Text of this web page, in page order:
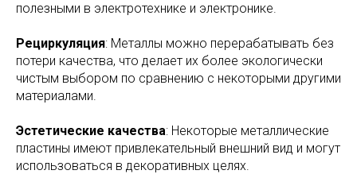
полезными в электротехнике и электронике.
Рециркуляция: Металлы можно перерабатывать без
потери качества, что делает их более экологически
чистым выбором по сравнению с некоторыми другими
материалами.
Эстетические качества: Некоторые металлические
пластины имеют привлекательный внешний вид и могут
использоваться в декоративных целях.